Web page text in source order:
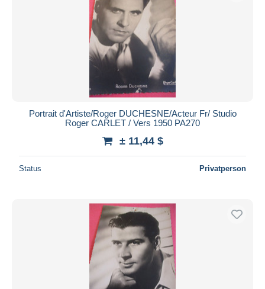
Portrait d'Artiste/Roger DUCHESNE/Acteur Fr/ Studio
Roger CARLET / Vers 1950 PA270
± 11,44 $
Status Privatperson